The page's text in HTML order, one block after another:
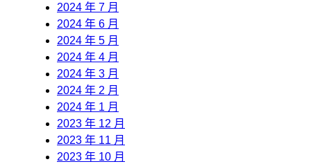
2024 年 7 月
2024 年 6 月
2024 年 5 月
2024 年 4 月
2024 年 3 月
2024 年 2 月
2024 年 1 月
2023 年 12 月
2023 年 11 月
2023 年 10 月